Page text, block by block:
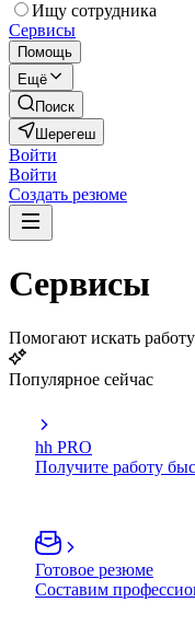
Ищу сотрудника
Сервисы
Помощь
Ещё
Поиск
Шерегеш
Войти
Войти
Создать резюме
Сервисы
Помогают искать
Популярное сейчас
hh PRO
Получите работу
Готовое резюме
Составим